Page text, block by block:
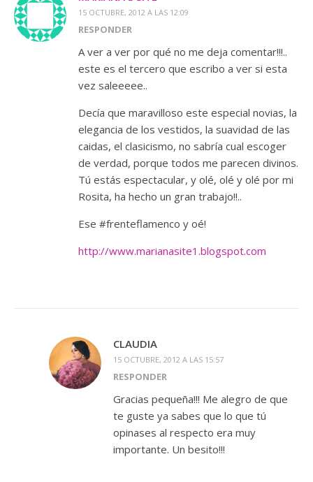
15 OCTUBRE, 2012 A LAS 12:09
RESPONDER
A ver a ver por qué no me deja comentar!!!..
este es el tercero que escribo a ver si esta
vez saleeeee..
Decía que maravilloso este especial novias, la
elegancia de los vestidos, la suavidad de las
caidas, el clasicismo, no sabría cual escoger
de verdad, porque todos me parecen divinos.
Tú estás espectacular, y olé, olé y olé por mi
Rosita, ha hecho un gran trabajo!!..
Ese #frenteflamenco y oé!
http://www.marianasite1.blogspot.com
CLAUDIA
15 OCTUBRE, 2012 A LAS 15:57
RESPONDER
Gracias pequeña!!! Me alegro de que
te guste ya sabes que lo que tú
opinases al respecto era muy
importante. Un besito!!!